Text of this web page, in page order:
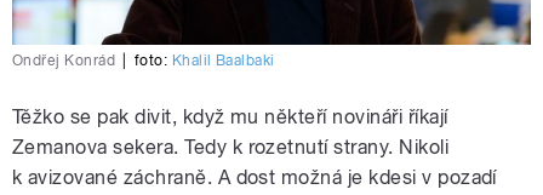
Ondřej Konrád foto: Khalil Baalbaki
Těžko se pak divit, když mu někteří novináři říkají
Zemanova sekera. Tedy k rozetnutí strany. Nikoli
k avizované záchraně. A dost možná je kdesi v pozadí